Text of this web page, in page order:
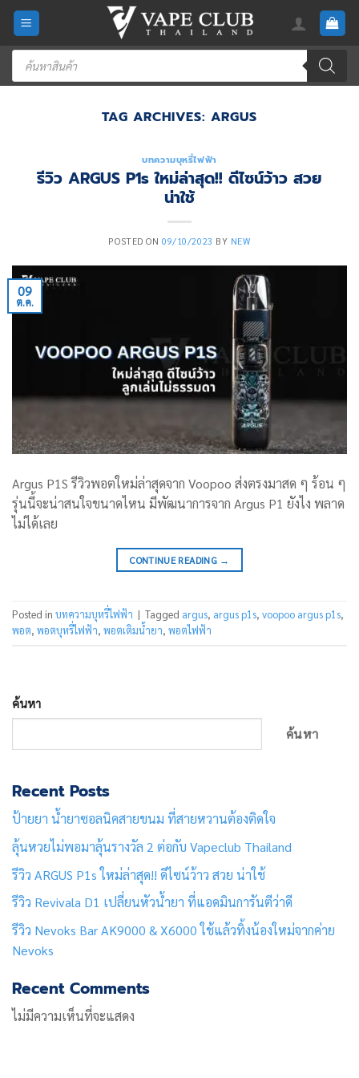
Skip
content
Products
search
TAG ARCHIVES: ARGUS
บทความบุหรี่ไฟฟ้า
รีวิว ARGUS P1s ใหม่ล่าสุด!! ดีไซน์ว้าว สวย
น่าใช้
POSTED ON09/10/2023 BY NEW
09
ต.ค.
Argus P1S รีวิวพอตใหม่ล่าสุดจาก Voopoo ส่งตรงมาสด ๆ ร้อน ๆ
รุ่นนี้จะน่าสนใจขนาดไหน มีพัฒนาการจาก Argus P1 ยังไง พลาด
ไม่ได้เลย
CONTINUE READING →
Posted in บทความบุหรี่ไฟฟ้า | Tagged argus, argus p1s, voopoo argus p1s,
พอต, พอตบุหรี่ไฟฟ้า, พอตเติมน้ำยา, พอตไฟฟ้า
ค้นหา
ค้นหา
Recent Posts
ป้ายยา น้ำยาซอลนิคสายขนม ที่สายหวานต้องติดใจ
ลุ้นหวยไม่พอมาลุ้นรางวัล 2 ต่อกับ Vapeclub Thailand
รีวิว ARGUS P1s ใหม่ล่าสุด!! ดีไซน์ว้าว สวย น่าใช้
รีวิว Revivala D1 เปลี่ยนหัวน้ำยา ที่แอดมินการันตีว่าดี
รีวิว Nevoks Bar AK9000 & X6000 ใช้แล้วทิ้งน้องใหม่จากค่าย
Nevoks
Recent Comments
ไม่มีความเห็นที่จะแสดง